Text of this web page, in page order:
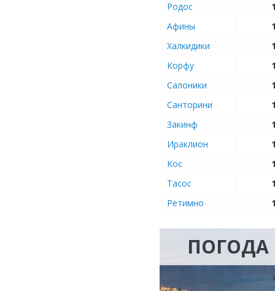
Родос
Афины
Халкидики
Корфу
Салоники
Санторини
Закинф
Ираклион
Кос
Тасос
Ретимно
ПОГОДА